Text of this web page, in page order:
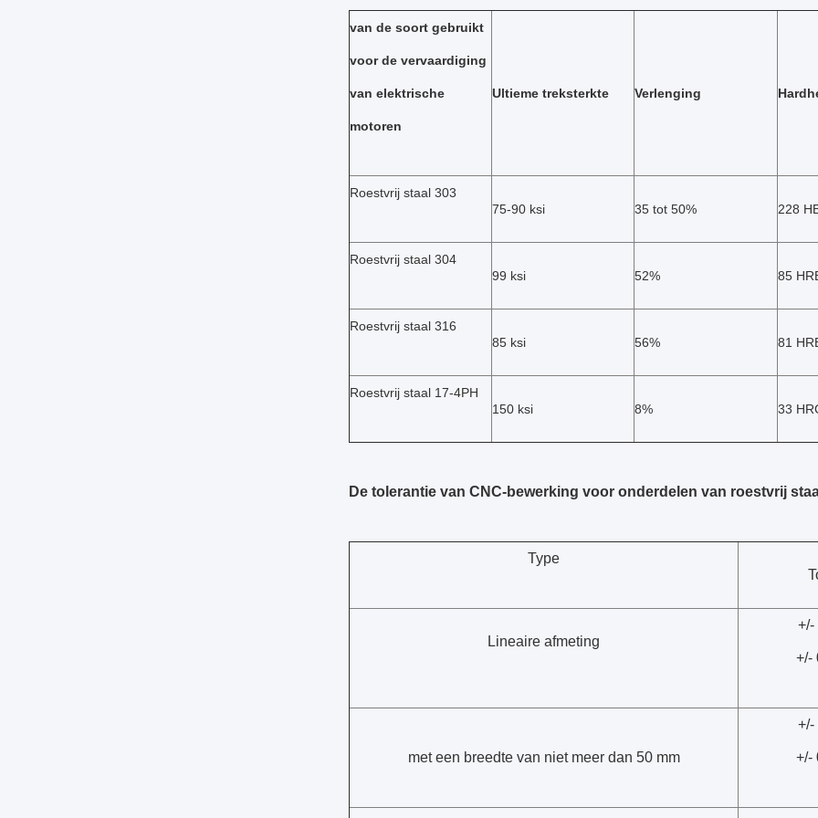
van de soort gebruikt
voor de vervaardiging
van elektrische
motoren
Ultieme treksterkte Verlenging
Roestvrij staal 303
75-90 ksi
35 tot 50% 228
Roestvrij staal 304
99 ksi
52% 85
Roestvrij staal 316
85 ksi
56% 81
Roestvrij staal 17-4PH
150 ksi
8% 33
De tolerantie van CNC-bewerking voor onderdelen van roestvrij
Type
Lineaire afmeting
+/-
+/-
met een breedte van niet meer dan 50 mm
+/-
+/-